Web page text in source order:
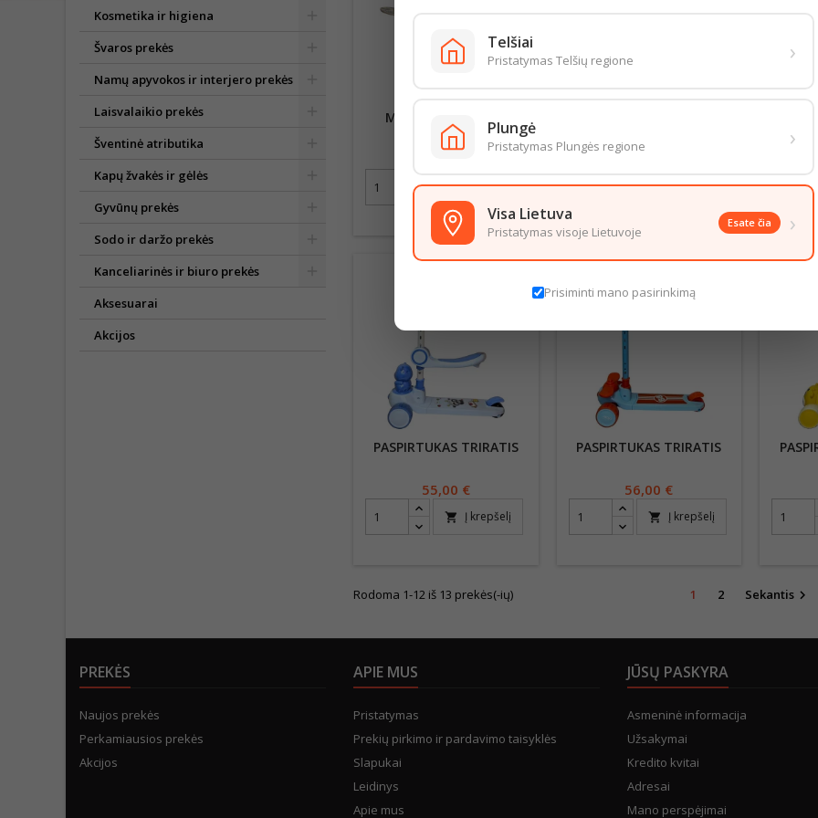
Kosmetika ir higiena
Švaros prekės
Namų apyvokos ir interjero prekės
Laisvalaikio prekės
Šventinė atributika
Kapų žvakės ir gėlės
Gyvūnų prekės
Sodo ir daržo prekės
Kanceliarinės ir biuro prekės
Aksesuarai
Akcijos
MEDINĖ RIEDLENTĖ
76*19CM
shopping_cart Į krepšelį shopping_cart Į krepšelį
PASPIRTUKAS TRIRATIS
Kaina
55,00 €
shopping_cart Į krepšelį
PASPIRTUKAS TRIRATIS
Kaina
56,00 €
shopping_cart Į krepšelį
Rodoma 1-12 iš 13 prekės(-ių) 1 2 Sekantis 
PREKĖS
Naujos prekės
Perkamiausios prekės
Akcijos
APIE MUS
Pristatymas
Prekių pirkimo ir pardavimo taisyklės
Slapukai
Leidinys
Apie mus
JŪSŲ PASKYRA
Asmeninė informacija
Užsakymai
Kredito kvitai
Adresai
Mano perspėjimai
Telšiai
Pristatymas Telšių regione ›
Plungė
Pristatymas Plungės regione ›
Visa Lietuva
Pristatymas visoje Lietuvoje
Esate čia ›
Prisiminti mano pasirinkimą